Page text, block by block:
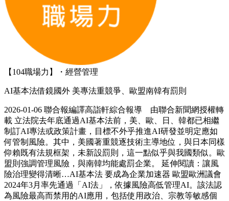
【104職場力】・經營管理
AI基本法借鏡國外 美專法重競爭、歐盟南韓有罰則
2026-01-06 聯合報編譯高詣軒綜合報導 由聯合新聞網授權轉
載 立法院去年底通過AI基本法前，美、歐、日、韓都已相繼
制訂AI專法或政策計畫，目標不外乎推進AI研發並明定應如
何管制風險。其中，美國著重競逐技術主導地位，與日本同樣
仰賴既有法規框架，未新設罰則，這一點似乎與我國類似。歐
盟則強調管理風險，與南韓均能處罰企業。 延伸閱讀：讓風
險治理變得清晰…AI基本法 要成為企業加速器 歐盟歐洲議會
2024年3月率先通過「AI法」，依據風險高低管理AI。該法認
為風險最高而禁用的AI應用，包括使用政治、宗教等敏感個